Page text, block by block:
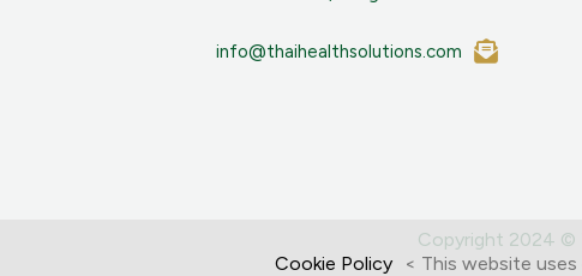
This website uses
Cookie Policy
info@thaihealthsolutions.com
Copyright 2024 ©